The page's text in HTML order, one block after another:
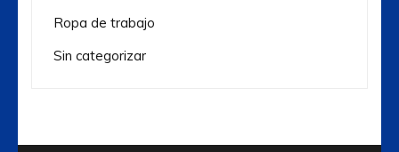
Ropa de trabajo
Sin categorizar